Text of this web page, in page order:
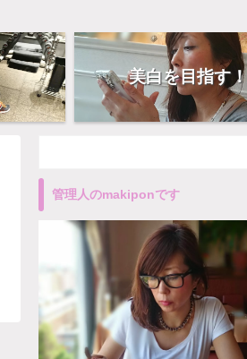
美白を目指す！
管理人のmakiponです